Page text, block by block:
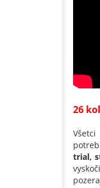
26
trial,